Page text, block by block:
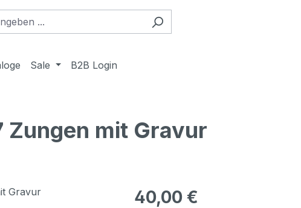
Sale B2B Login
Zungen mit Gravur
Regulärer Preis:
40,00 €